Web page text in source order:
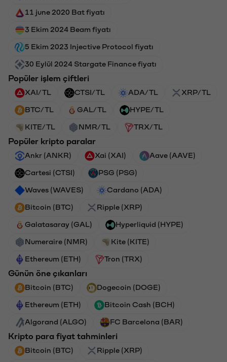
11 june 2020 Bat fiyatı
3 Ekim 2024 Beam fiyatı
5 Ekim 2023 Injective Protocol fiyatı
30 Eylül 2024 Stargate Finance fiyatı
Popüler işlem çiftleri
XAI/TL CTSI/TL ADA/TL XRP/TL
BTC/TL GAL/TL HYPE/TL
KITE/TL NMR/TL TRX/TL
Popüler kripto paralar
Ankr (ANKR) Xai (XAI) Aave (AAVE)
Cartesi (CTSI) PSG (PSG)
Waves (WAVES) Cardano (ADA)
Bitcoin (BTC) Ripple (XRP)
Galatasaray (GAL) Hyperliquid (HYPE)
Numeraire (NMR) Kite (KITE)
Ethereum (ETH) Tron (TRX)
Günün öne çıkanları
Bitcoin (BTC) Dogecoin (DOGE)
Ethereum (ETH) Bitcoin Cash (BCH)
Algorand (ALGO) FC Barcelona (BAR)
Kripto para fiyat tahminleri
Bitcoin (BTC) Ripple (XRP)